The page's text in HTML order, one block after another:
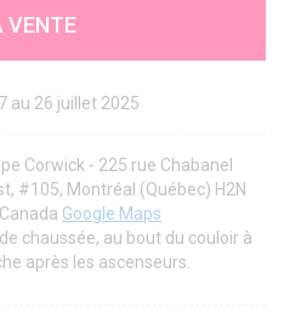
VENTE
au 26 juillet 2025
Corwick - 225 rue Chabanel
#105, Montréal (Québec) H2N
Google Maps
chaussée, au bout du couloir à
après les ascenseurs.